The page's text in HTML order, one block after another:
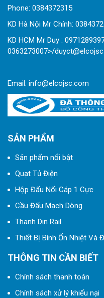
Phone: 0384372315
KD Hà Nội Mr Chính:
KD HCM Mr Duy :
0363273007>/
Email: info@elcojsc.com
SẢN PHẨM
Sản phẩm nổi bật
Quạt Tủ Điện
Hộp Đấu Nối Cáp 1 Cực
Cầu Đấu Mạch Dòng
Thanh Din Rail
Thiết Bị Bình Ổn Nhiệt Và
THÔNG TIN CẦN BIẾT
Chính sách thanh toán
Chính sách xử lý khiếu nại